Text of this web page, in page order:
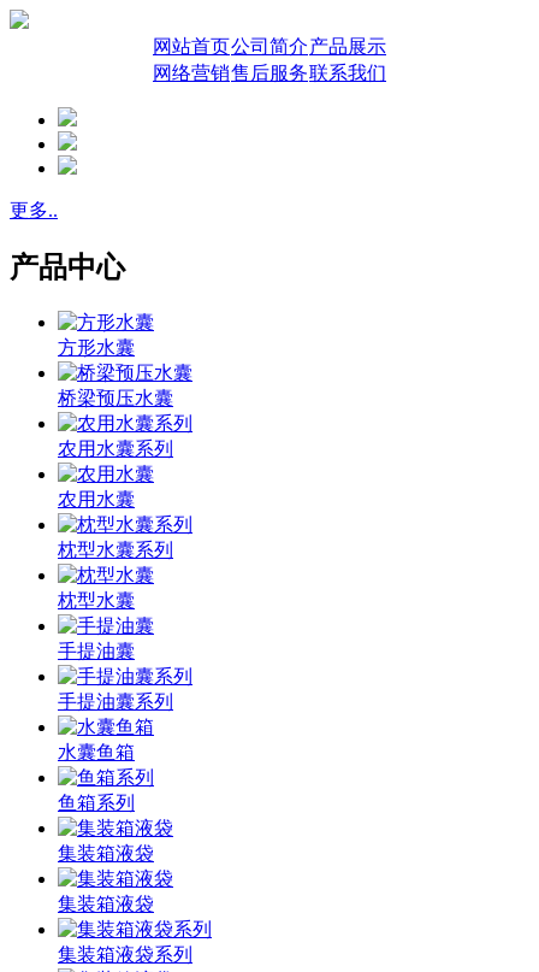
网站首页公司简介产品展示
网络营销售后服务联系我们
更多..
产品中心
方形水囊
桥梁预压水囊
农用水囊系列
农用水囊
枕型水囊系列
枕型水囊
手提油囊
手提油囊系列
水囊鱼箱
鱼箱系列
集装箱液袋
集装箱液袋
集装箱液袋系列